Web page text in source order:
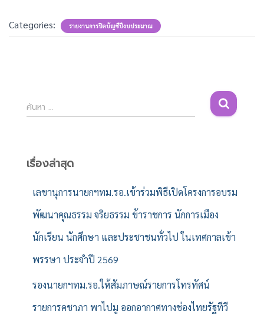
Categories: รายงานการปิดบัญชีปีงบประมาณ
ค้
น
สำ
ค้นหา …
เรื่องล่าสุด
เลขานุการนายกฯทม.รอ.เข้าร่วมพิธีเปิดโครงการอบรม
พัฒนาคุณธรรม จริยธรรม ข้าราชการ นักการเมือง
นักเรียน นักศึกษา และประชาชนทั่วไป ในเทศกาลเข้า
พรรษา ประจำปี 2569
รองนายกฯทม.รอ.ให้สัมภาษณ์รายการโทรทัศน์
รายการคชาภา พาไปมู ออกอากาศทางช่องไทยรัฐทีวี